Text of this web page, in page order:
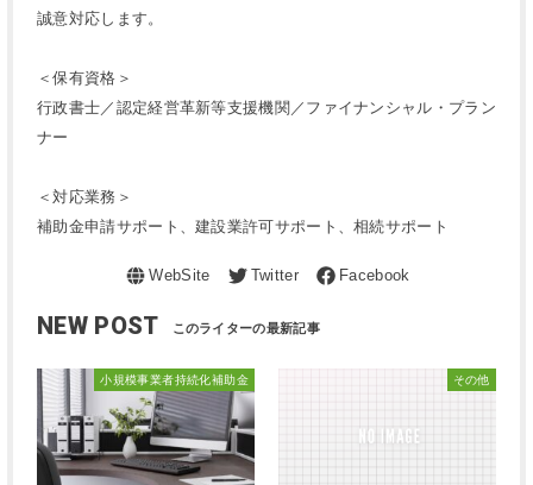
誠意対応します。
＜保有資格＞
行政書士／認定経営革新等支援機関／ファイナンシャル・プラン
ナー
＜対応業務＞
補助金申請サポート、建設業許可サポート、相続サポート
NEW POST
小規模事業者持続化補助金 その他